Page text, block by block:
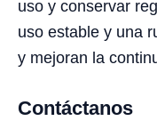
uso y conservar
uso estable y una
y mejoran la
Contáctanos